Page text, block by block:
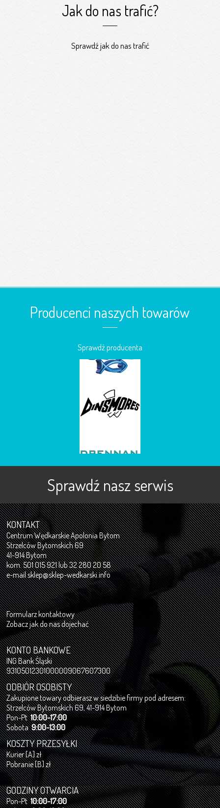
Jak do nas trafić?
Sprawdź jak do nas trafić
Producenci naszych towarów
Sprawdź producenta
Sprawdź nasz serwis
KONTAKT
Centrum Wędkarskie Apolonia Bytom
Strzelców Bytomskich 69
41-914 Bytom
kom. 501 015 921 lub 32 280 20 58
e-mailsklep@sklep-wedkarski.info
Formularz kontaktowy
Zobacz jak do nas dojechać
KONTO BANKOWE
ING Bank Śląski
93105012301000009067607300
ODBIÓR OSOBISTY
Zakupione towary odbierasz w siedzibie firmy pod adresem:
Strzelców Bytomskich 69, 41-914 Bytom
Pon-Pt10:00-17:00
Sobota9:00-13:00
KOSZTY PRZESYŁKI
Kurier [A] zł
Pobranie [B] zł
GODZINY OTWARCIA
Pon-Pt10:00-17:00